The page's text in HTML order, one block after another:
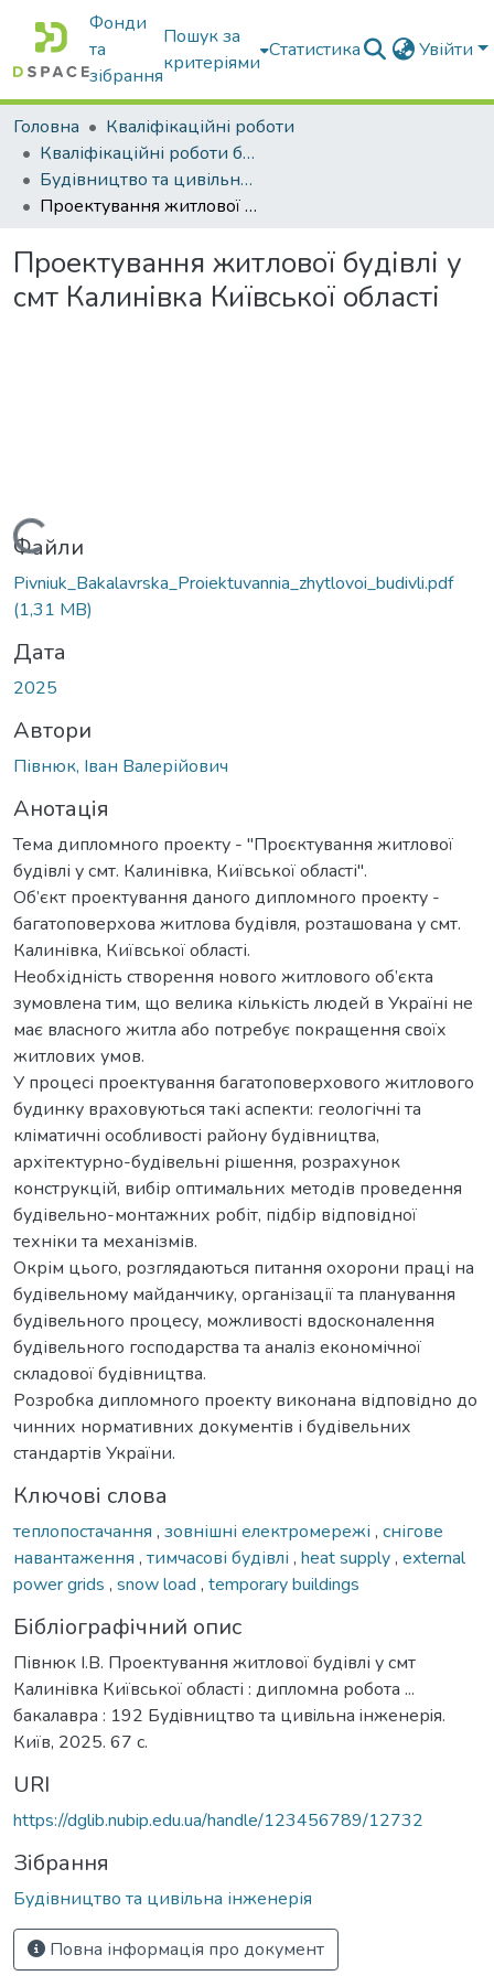
Фонди
та
зібрання
Пошук за
критеріями
Статистика Увійти
Головна
Кваліфікаційні роботи
Кваліфікаційні роботи бакалаврів
Будівництво та цивільна інженерія
Проектування житлової будівлі у смт Калинівка Київської області
Проектування житлової будівлі у
смт Калинівка Київської області
Вантажиться...
Файли
Pivniuk_Bakalavrska_Proiektuvannia_zhytlovoi_budivli.pdf
(1,31 MB)
Дата
2025
Автори
Півнюк, Іван Валерійович
Анотація
Тема дипломного проекту - "Проєктування житлової
будівлі у смт. Калинівка, Київської області".
Об’єкт проектування даного дипломного проекту -
багатоповерхова житлова будівля, розташована у смт.
Калинівка, Київської області.
Необхідність створення нового житлового об’єкта
зумовлена тим, що велика кількість людей в Україні не
має власного житла або потребує покращення своїх
житлових умов.
У процесі проектування багатоповерхового житлового
будинку враховуються такі аспекти: геологічні та
кліматичні особливості району будівництва,
архітектурно-будівельні рішення, розрахунок
конструкцій, вибір оптимальних методів проведення
будівельно-монтажних робіт, підбір відповідної
техніки та механізмів.
Окрім цього, розглядаються питання охорони праці на
будівельному майданчику, організації та планування
будівельного процесу, можливості вдосконалення
будівельного господарства та аналіз економічної
складової будівництва.
Розробка дипломного проекту виконана відповідно до
чинних нормативних документів і будівельних
стандартів України.
Ключові слова
теплопостачання , зовнішні електромережі , снігове
навантаження , тимчасові будівлі , heat supply, external
power grids , snow load , temporary buildings
Бібліографічний опис
Півнюк І.В. Проектування житлової будівлі у смт
Калинівка Київської області : дипломна робота ...
бакалавра : 192 Будiвництво тa цивiльнa iнженерiя.
Київ, 2025. 67 с.
URI
https://dglib.nubip.edu.ua/handle/123456789/12732
Зібрання
Будівництво та цивільна інженерія
Повна інформація про документ